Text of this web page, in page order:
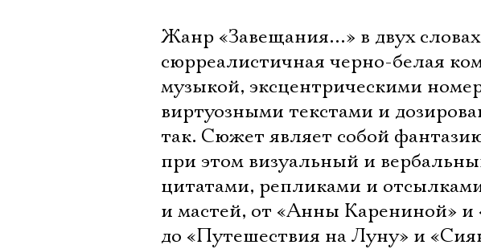
Жанр «Завещания…» в двух
сюрреалистичная черно-белая
музыкой, эксцентрическими
виртуозными текстами и
так. Сюжет являет собой
при этом визуальный и
цитатами, репликами и
и мастей, от «Анны Карениной» и
до «Путешествия на Луну» и